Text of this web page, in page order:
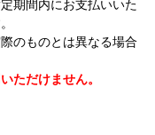
期間内にお支払いいた
のものとは異なる場合
ただけません。